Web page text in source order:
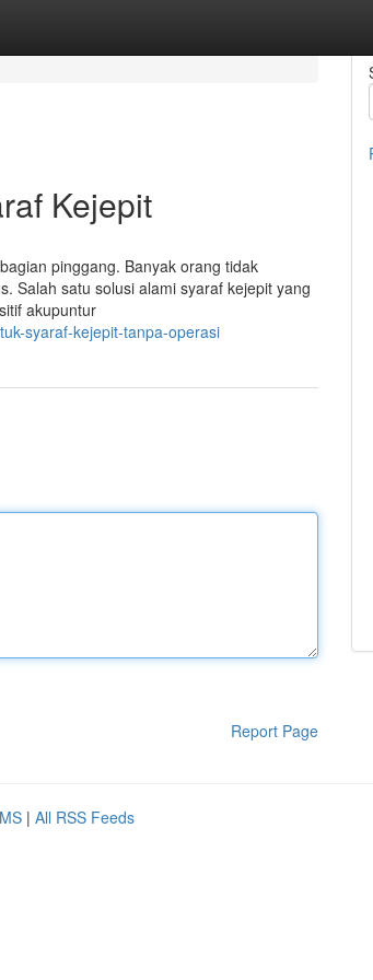
Kejepit
pinggang. Banyak orang tidak
Salah satu solusi alami syaraf kejepit yang
akupuntur
syaraf-kejepit-tanpa-operasi
Report Page
| All RSS Feeds